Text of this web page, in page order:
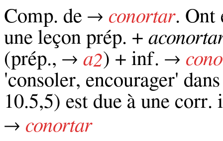
Comp. de → conortar. Ont
une leçon prép. +
(prép., → a2) + inf. →
'consoler, encourager'
10.5,5) est due à une corr.
→ conortar